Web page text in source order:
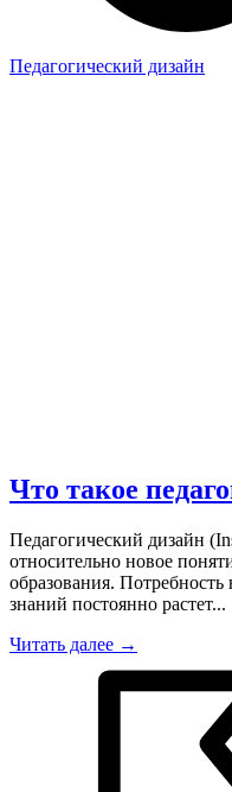
Педагогический дизайн
Что такое
Педагогический дизайн
относительно новое
образования.
знаний постоянно растет...
Читать далее →